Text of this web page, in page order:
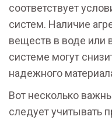
соответствует
систем. Наличие
веществ в воде или
системе могут
надежного
Вот несколько
следует учитывать